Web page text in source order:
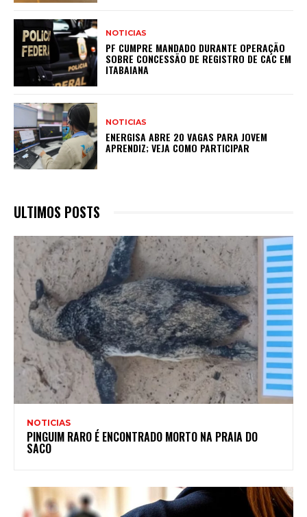
NOTICIAS
PF CUMPRE MANDADO DURANTE OPERAÇÃO
SOBRE CONCESSÃO DE REGISTRO DE CAC EM
ITABAIANA
NOTICIAS
ENERGISA ABRE 20 VAGAS PARA JOVEM
APRENDIZ; VEJA COMO PARTICIPAR
ULTIMOS POSTS
NOTICIAS
PINGUIM RARO É ENCONTRADO MORTO NA PRAIA DO
SACO